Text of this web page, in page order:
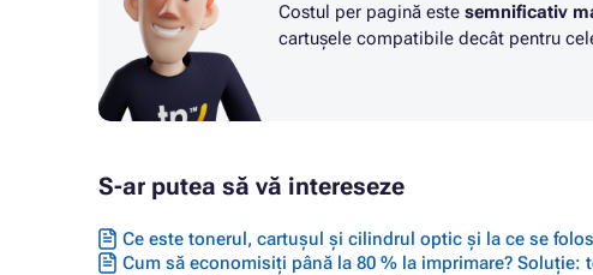
Costul per pagină este semnificativ
cartușele compatibile decât pentru
S-ar putea să vă intereseze
Ce este tonerul, cartușul și cilindrul optic și la ce se
Cum să economisiți până la 80 % la imprimare? Soluție: